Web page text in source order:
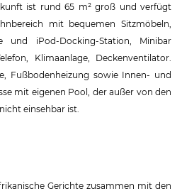
ist rund 65 m² groß und verfügt
mit bequemen Sitzmöbeln,
und iPod-Docking-Station, Minibar
Klimaanlage, Deckenventilator.
Fußbodenheizung sowie Innen- und
mit eigenen Pool, der außer von den
einsehbar ist.
Gerichte zusammen mit den